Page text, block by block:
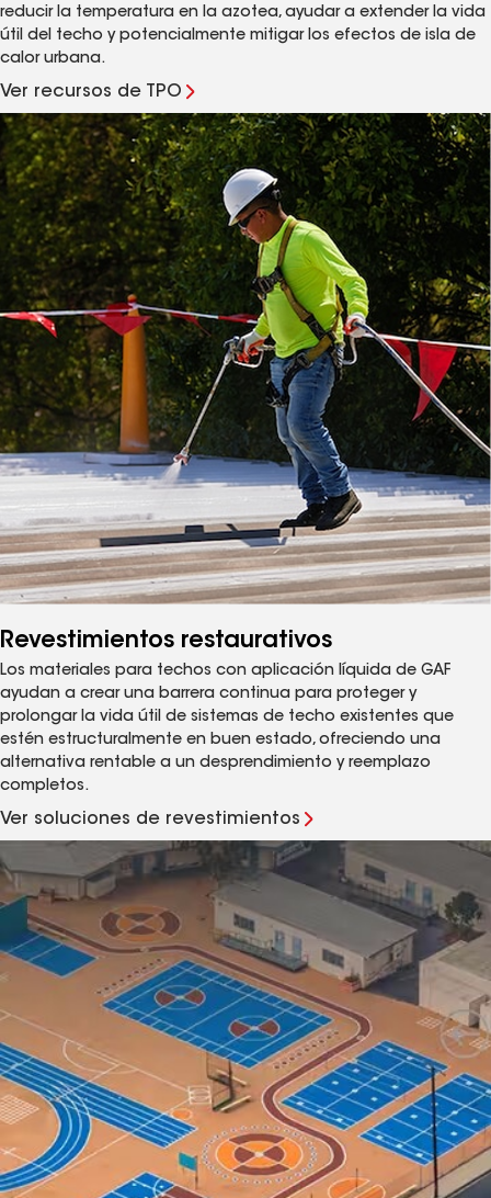
reducir la temperatura en la azotea, ayudar a extender la vida
útil del techo y potencialmente mitigar los efectos de isla de
calor urbana.
Ver recursos de TPO
Revestimientos restaurativos
Los materiales para techos con aplicación líquida de GAF
ayudan a crear una barrera continua para proteger y
prolongar la vida útil de sistemas de techo existentes que
estén estructuralmente en buen estado, ofreciendo una
alternativa rentable a un desprendimiento y reemplazo
completos.
Ver soluciones de revestimientos